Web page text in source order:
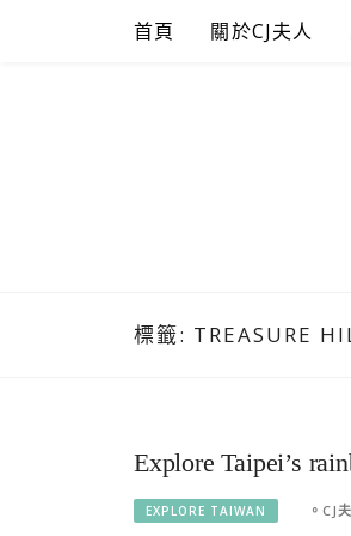
首頁 關於CJ夫人
標籤: TREASURE
Explore Taipei’s
EXPLORE TAIWAN 。CJ